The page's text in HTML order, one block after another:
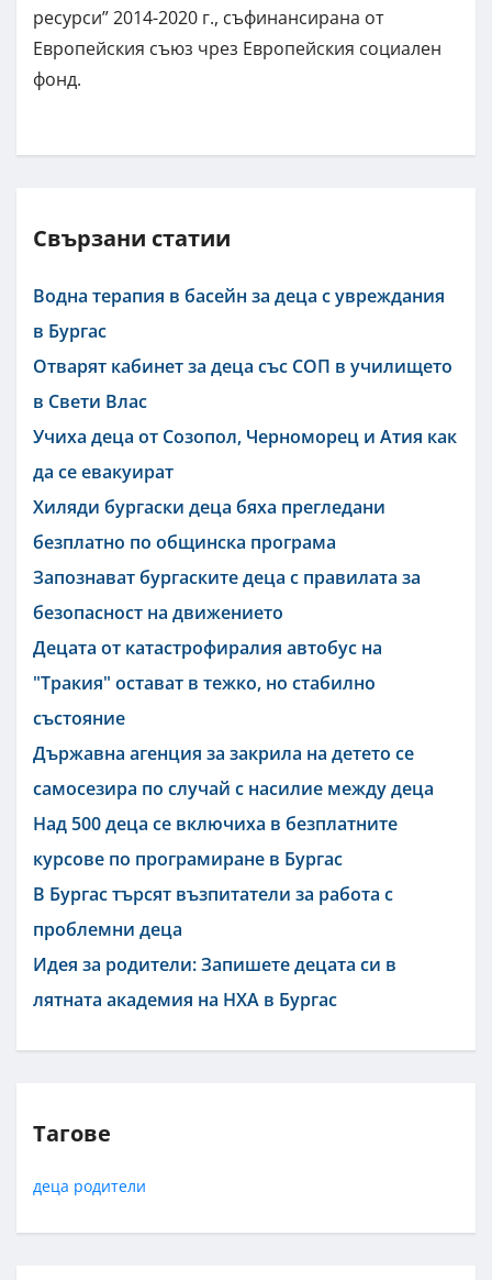
ресурси” 2014-2020 г., съфинансирана от
Европейския съюз чрез Европейския социален
фонд.
Свързани статии
Водна терапия в басейн за деца с увреждания
в Бургас
Отварят кабинет за деца със СОП в училището
в Свети Влас
Учиха деца от Созопол, Черноморец и Атия как
да се евакуират
Хиляди бургаски деца бяха прегледани
безплатно по общинска програма
Запознават бургаските деца с правилата за
безопасност на движението
Децата от катастрофиралия автобус на
"Тракия" остават в тежко, но стабилно
състояние
Държавна агенция за закрила на детето се
самосезира по случай с насилие между деца
Над 500 деца се включиха в безплатните
курсове по програмиране в Бургас
В Бургас търсят възпитатели за работа с
проблемни деца
Идея за родители: Запишете децата си в
лятната академия на НХА в Бургас
Тагове
деца родители